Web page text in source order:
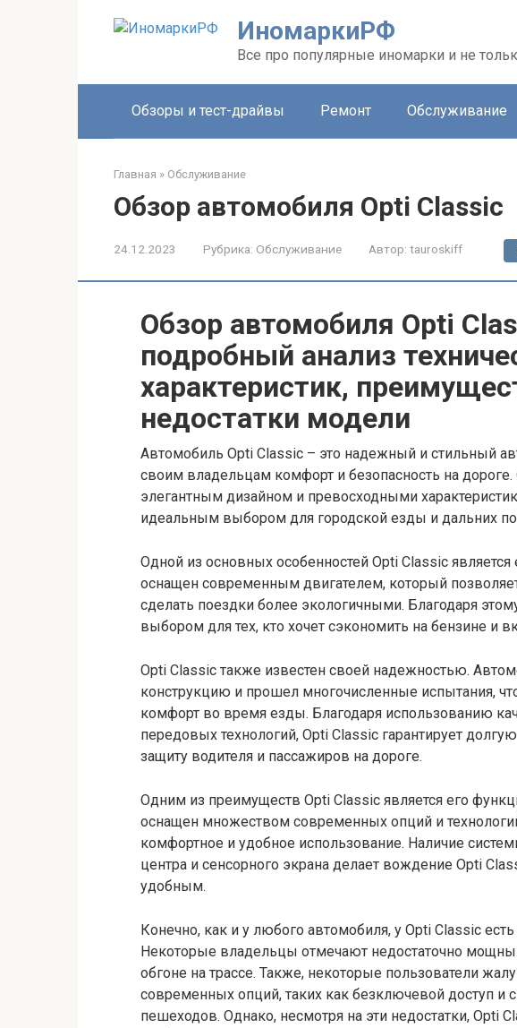
ИномаркиРФ
Все про популярные иномарки и не
Обзоры и тест-драйвы Ремонт Обслуживание
Главная » Обслуживание
Обзор автомобиля Opti Classic
24.12.2023 Рубрика: Обслуживание Автор: tauroskiff
Обзор автомобиля Opti
подробный анализ
характеристик,
недостатки модели
Автомобиль Opti Classic – это надежный и стильный
своим владельцам комфорт и безопасность на дороге.
элегантным дизайном и превосходными
идеальным выбором для городской езды и дальних
Одной из основных особенностей Opti Classic
оснащен современным двигателем, который
сделать поездки более экологичными. Благодаря
выбором для тех, кто хочет сэкономить на бензине и
Opti Classic также известен своей надежностью.
конструкцию и прошел многочисленные испытания,
комфорт во время езды. Благодаря использованию
передовых технологий, Opti Classic гарантирует
защиту водителя и пассажиров на дороге.
Одним из преимуществ Opti Classic является его
оснащен множеством современных опций и
комфортное и удобное использование. Наличие
центра и сенсорного экрана делает вождение Opti
удобным.
Конечно, как и у любого автомобиля, у Opti Classic
Некоторые владельцы отмечают недостаточно
обгоне на трассе. Также, некоторые пользователи
современных опций, таких как безключевой доступ и
пешеходов. Однако, несмотря на эти недостатки, Opti